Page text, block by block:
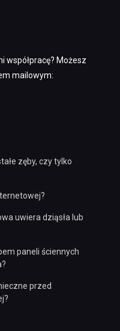
współpracę? Możesz
mailowym:
zęby, czy tylko
uwiera dziąsła lub
paneli ściennych
przed